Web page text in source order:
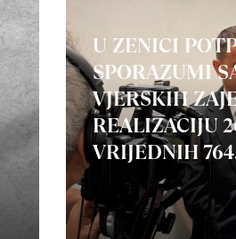
U ZENICI
SPORAZUMI
VJERSKIH
REALIZACIJU
VRIJEDNIH